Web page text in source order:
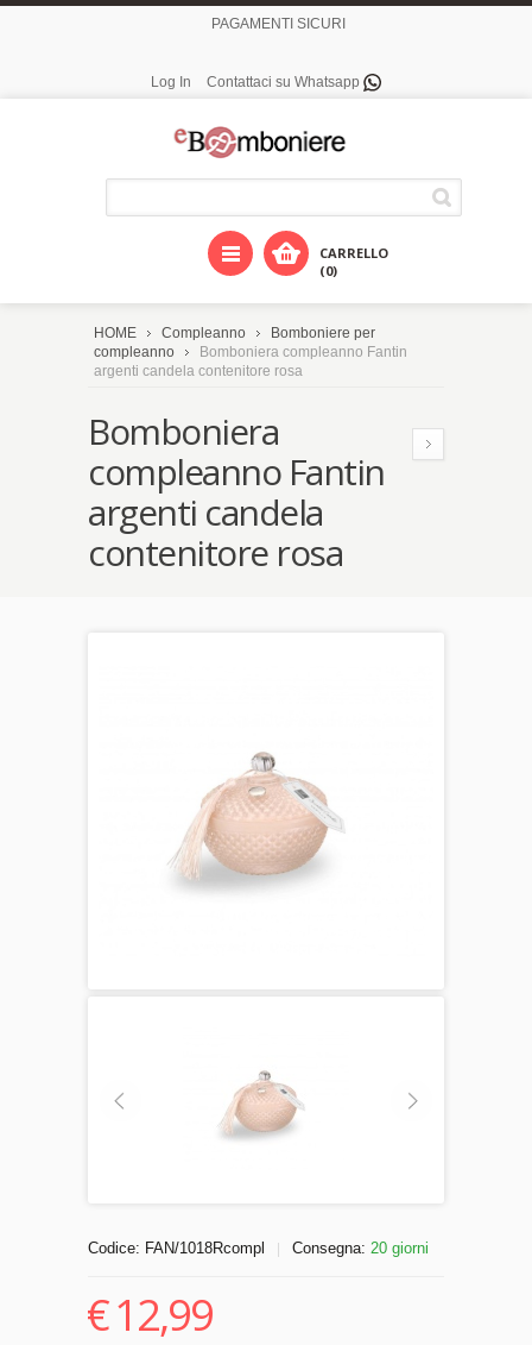
PAGAMENTI SICURI
Log In Contattaci su Whatsapp
CARRELLO
(0)
HOME Compleanno
Bomboniere per
compleanno
Bomboniera compleanno Fantin
argenti candela contenitore rosa
Bomboniera
compleanno Fantin
argenti candela
contenitore rosa
Codice: FAN/1018Rcompl Consegna: 20 giorni
€12,99